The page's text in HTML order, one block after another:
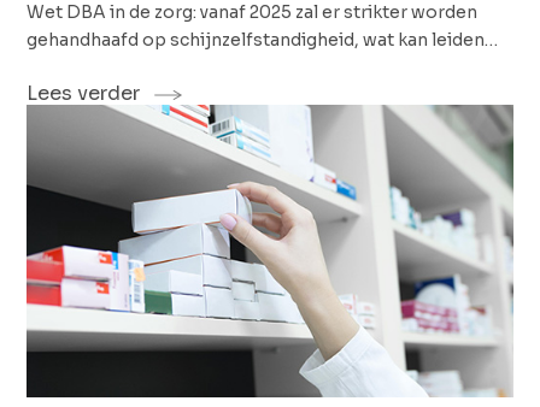
Wet DBA in de zorg: vanaf 2025 zal er strikter worden
gehandhaafd op schijnzelfstandigheid, wat kan leiden
uitleggen wat deze wet inhoudt en voor jou kan
Lees verder